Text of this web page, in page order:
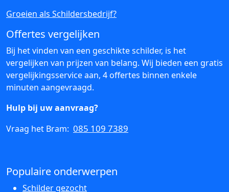
Groeien als Schildersbedrijf?
Offertes vergelijken
Bij het vinden van een geschikte schilder, is het
vergelijken van prijzen van belang. Wij bieden een gratis
vergelijkingsservice aan, 4 offertes binnen enkele
minuten aangevraagd.
Hulp bij uw aanvraag?
Vraag het Bram: 085 109 7389
Populaire onderwerpen
Schilder gezocht